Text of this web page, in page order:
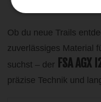
Ob du neue Trails
zuverlässiges Material
suchst – der FSA
präzise Technik und